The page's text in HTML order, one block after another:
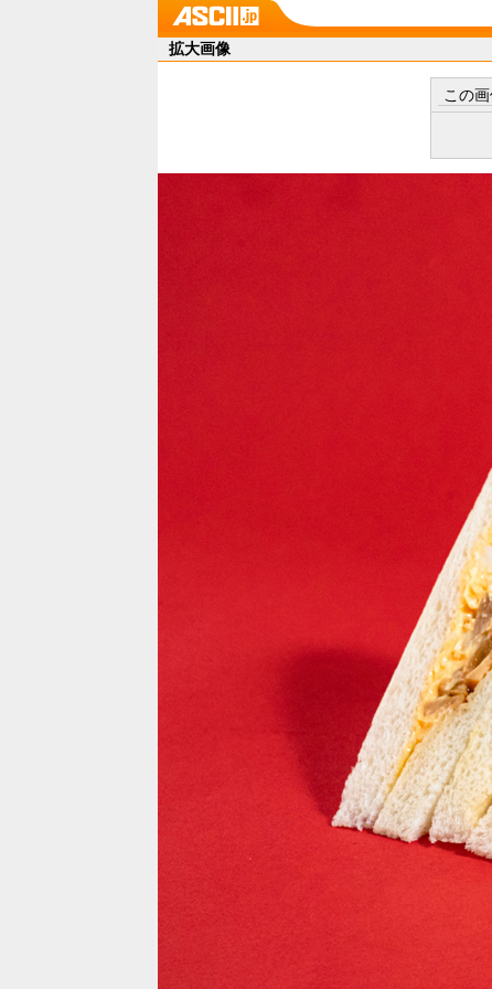
拡大画像
この